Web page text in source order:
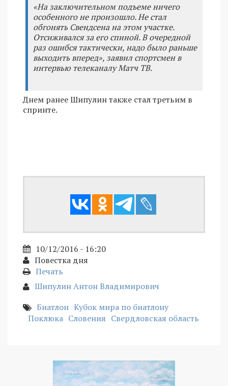
«На заключительном подъеме ничего
особенного не произошло. Не стал
обгонять Свендсена на этом участке.
Отсиживался за его спиной. В очередной
раз ошибся тактически, надо было раньше
выходить вперед», заявил спортсмен в
интервью телеканалу Матч ТВ.
Днем ранее Шипулин также стал третьим в
спринте.
10/12/2016 - 16:20
Повестка дня
Печать
Шипулин Антон Владимирович
Биатлон Кубок мира по биатлону
Поклюка Словения Свердловская область